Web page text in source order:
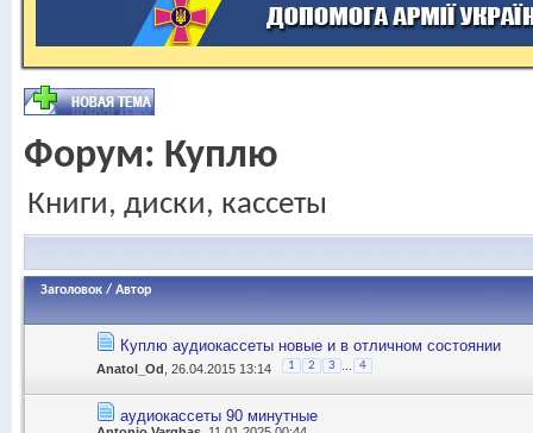
Форум: Куплю
Книги, диски, кассеты
Заголовок / Автор
Куплю аудиокассеты новые и в отличном состоянии
Anatol_Od , 26.04.2015 13:14 1 2 3 4
аудиокассеты 90 минутные